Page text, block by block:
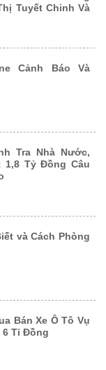
Tuyết Chinh Và
Cảnh Báo Và
Tra Nhà Nước,
1,8 Tỷ Đồng Câu
và Cách Phòng
Bán Xe Ô Tô Vụ
6 Tỉ Đồng